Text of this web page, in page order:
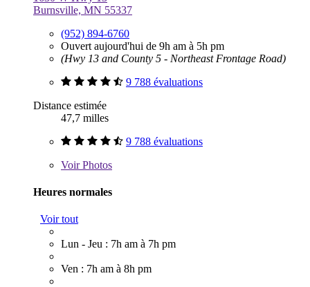
Burnsville, MN 55337
(952) 894-6760
Ouvert aujourd'hui de 9h am à 5h pm
(Hwy 13 and County 5 - Northeast Frontage Road)
9 788 évaluations
Distance estimée
47,7 milles
9 788 évaluations
VoirPhotos
Heures normales
Voir tout
Lun - Jeu : 7h am à 7h pm
Ven : 7h am à 8h pm